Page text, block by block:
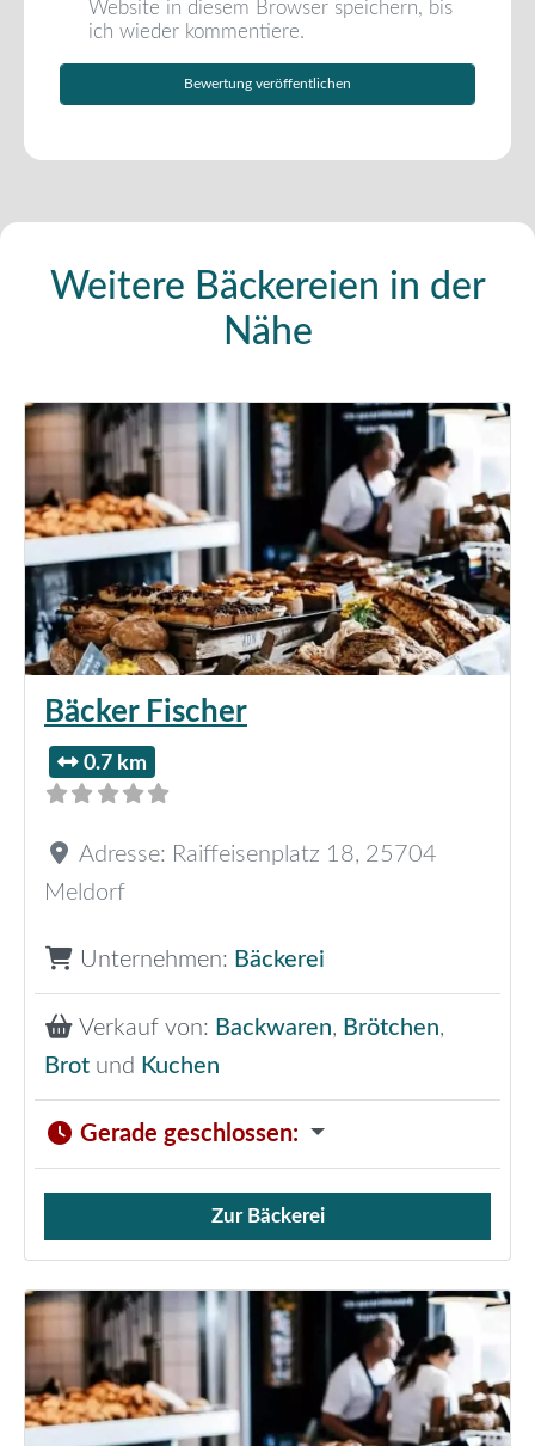
Website in diesem Browser speichern, bis
ich wieder kommentiere.
Weitere Bäckereien in der
Nähe
Bäcker Fischer
0.7 km
Adresse: Raiffeisenplatz 18, 25704
Meldorf
Unternehmen: Bäckerei
Verkauf von: Backwaren, Brötchen,
Brot und Kuchen
Gerade geschlossen:
Verkauf von Brötchen,
Zur Bäckerei